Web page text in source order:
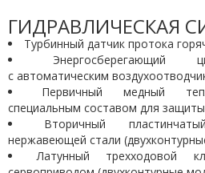
ГИДРАВЛИЧЕСКАЯ
Турбинный датчик протока
Энергосберегающий
с автоматическим
Первичный медный
специальным составом для
Вторичный
нержавеющей стали
Латунный трехходовой